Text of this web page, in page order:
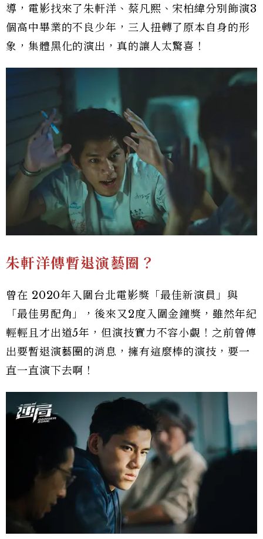
導，電影找來了朱軒洋、蔡凡熙、宋柏緯分別飾演3
個高中畢業的不良少年，三人扭轉了原本自身的形
象，集體黑化的演出，真的讓人太驚喜！
朱軒洋傳暫退演藝圈？
曾在 2020年入圍台北電影獎「最佳新演員」與
「最佳男配角」，後來又2度入圍金鐘獎，雖然年紀
輕輕且才出道5年，但演技實力不容小覷！之前曾傳
出要暫退演藝圈的消息，擁有這麼棒的演技，要一
直一直演下去啊！